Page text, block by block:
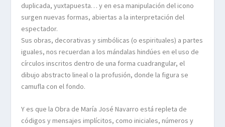
duplicada, yuxtapuesta… y en esa manipulación del icono
surgen nuevas formas, abiertas a la interpretación del
espectador.
Sus obras, decorativas y simbólicas (o espirituales) a partes
iguales, nos recuerdan a los mándalas hindúes en el uso de
círculos inscritos dentro de una forma cuadrangular, el
dibujo abstracto lineal o la profusión, donde la figura se
camufla con el fondo.
Y es que la Obra de María José Navarro está repleta de
códigos y mensajes implícitos, como iniciales, números y